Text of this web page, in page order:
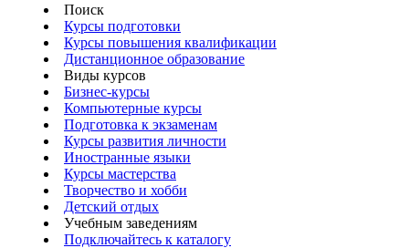
Поиск
Курсы подготовки
Курсы повышения квалификации
Дистанционное образование
Виды курсов
Бизнес-курсы
Компьютерные курсы
Подготовка к экзаменам
Курсы развития личности
Иностранные языки
Курсы мастерства
Творчество и хобби
Детский отдых
Учебным заведениям
Подключайтесь к каталогу